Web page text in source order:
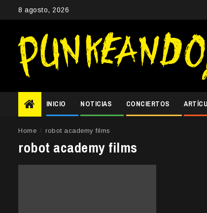
8 agosto, 2026
INICIO NOTICIAS CONCIERTOS
Home robot academy films
robot academy films